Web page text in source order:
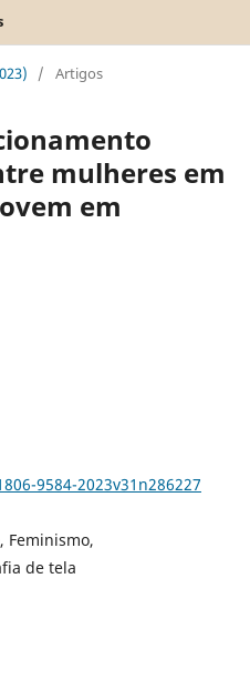
/ Artigos
mulheres em
em
9584-2023v31n286227
Feminismo,
de tela